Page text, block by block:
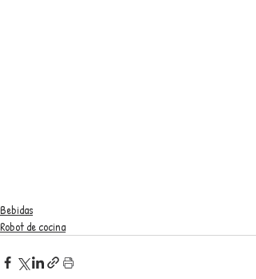
Bebidas
Robot de cocina